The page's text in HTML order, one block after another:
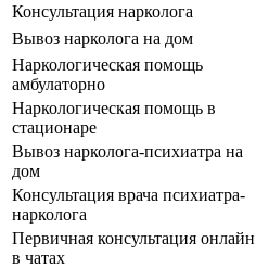
Консультация нарколога
Вывоз нарколога на дом
Наркологическая помощь
амбулаторно
Наркологическая помощь в
стационаре
Вывоз нарколога-психиатра на
дом
Консультация врача психиатра-
нарколога
Первичная консультация онлайн
в чатах